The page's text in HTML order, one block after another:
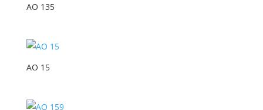
AO 135
AO 15